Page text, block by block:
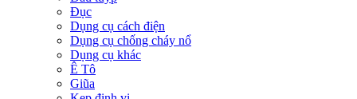
Đục
Dụng cụ cách điện
Dụng cụ chống cháy nổ
Dụng cụ khác
Ê Tô
Giũa